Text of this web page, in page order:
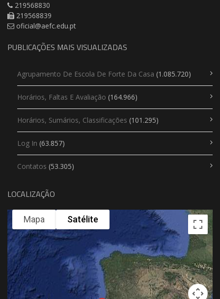
219568830
219568839
oficial@aefc.edu.pt
PUBLICAÇÕES MAIS VISUALIZADAS
Agrupamento De Escola De Forte Da Casa (1.085.720)
Horários, Faltas E Avaliação (164.966)
Horários, Sumários, Classificações (101.295)
Log In (63.857)
Contatos (53.305)
LOCALIZAÇÃO
Mapa Satélite